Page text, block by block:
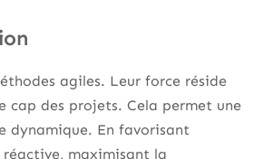
agiles. Leur force réside
des projets. Cela permet une
dynamique. En favorisant
maximisant la